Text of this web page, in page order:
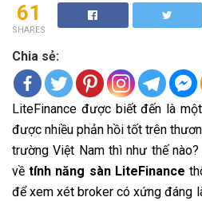
61
SHARES
Chia sẻ:
LiteFinance được biết đến là
được nhiều phản hồi tốt trên
trường Việt Nam thì như thế
vềtính năng sàn LiteFinance
để xem xét broker có xứng đáng